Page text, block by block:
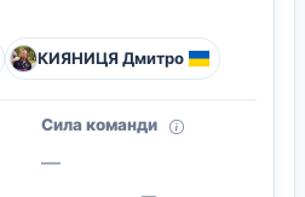
КИЯНИЦЯ Дмитро
Сила команди
—